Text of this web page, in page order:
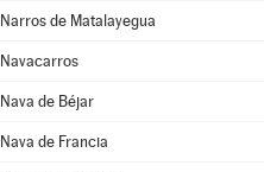
Narros de Matalayegua
Navacarros
Nava de Béjar
Nava de Francia